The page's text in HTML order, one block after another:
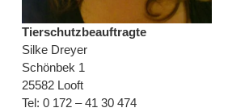
Tierschutzbeauftragte
Silke Dreyer
Schönbek 1
25582 Looft
Tel: 0 172 – 41 30 474